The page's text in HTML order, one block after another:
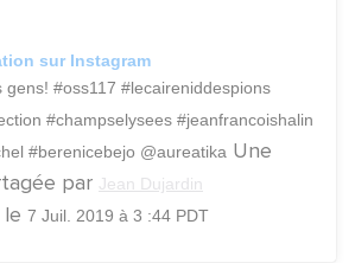
sur Instagram
gens! #oss117 #lecaireniddespions
#champselysees #jeanfrancoishalin
#berenicebejo @aureatika Une
par Jean Dujardin
le 7 Juil. 2019 à 3 :44 PDT